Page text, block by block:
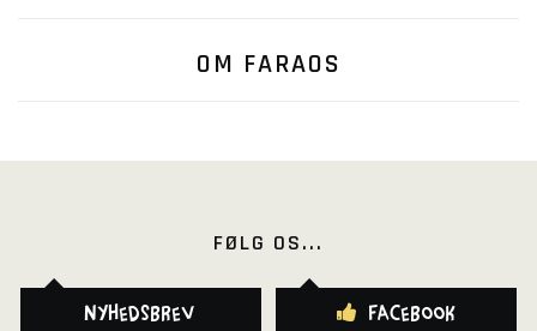
OM FARAOS
FØLG OS...
Nyhedsbrev Facebook